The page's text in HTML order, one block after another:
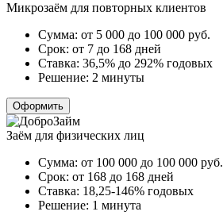
Микрозаём для повторных клиентов
Сумма: от 5 000 до 100 000 руб.
Срок: от 7 до 168 дней
Ставка: 36,5% до 292% годовых
Решение: 2 минуты
Оформить
Заём для физических лиц
Сумма: от 100 000 до 100 000 руб.
Срок: от 168 до 168 дней
Ставка: 18,25-146% годовых
Решение: 1 минута